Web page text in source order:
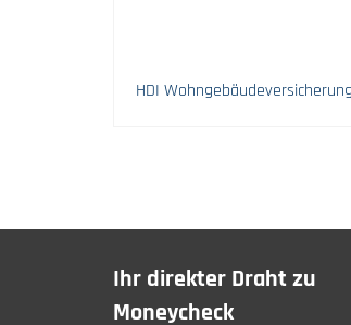
HDI Wohngebäudeversicherung
Ihr direkter Draht zu
Moneycheck